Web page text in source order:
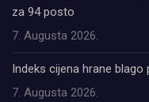
za 94 posto
7. Augusta 2026.
Indeks cijena hrane blago
7. Augusta 2026.